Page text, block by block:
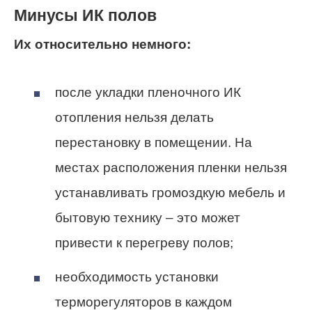
Минусы ИК полов
Их относительно немного:
после укладки пленочного ИК
отопления нельзя делать
перестановку в помещении. На
местах расположения пленки нельзя
устанавливать громоздкую мебель и
бытовую технику – это может
привести к перегреву полов;
необходимость установки
терморегуляторов в каждом